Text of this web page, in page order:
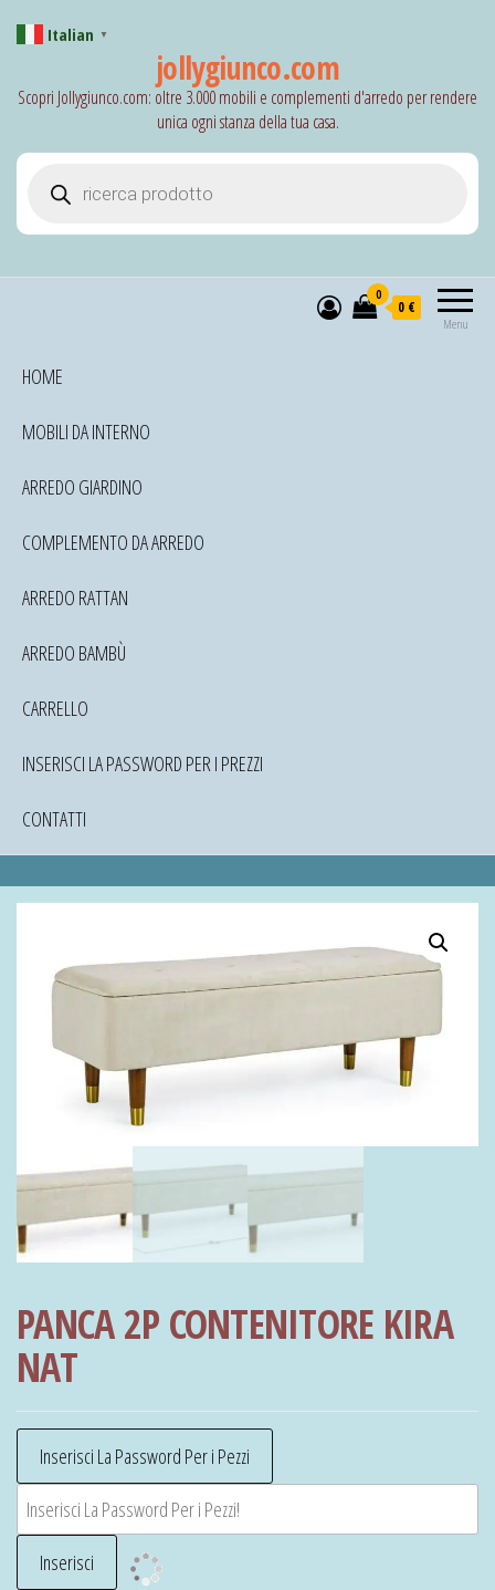
jollygiunco.com
Scopri Jollygiunco.com: oltre 3.000 mobili e complementi d'arredo per rendere
unica ogni stanza della tua casa.
Menu
0
0 €
HOME
MOBILI DA INTERNO
ARREDO GIARDINO
COMPLEMENTO DA ARREDO
ARREDO RATTAN
ARREDO BAMBÙ
CARRELLO
INSERISCI LA PASSWORD PER I PREZZI
CONTATTI
PANCA 2P CONTENITORE KIRA
NAT
Italian ▼